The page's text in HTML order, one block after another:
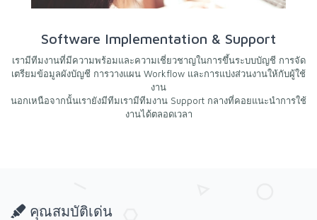
Software Implementation & Support
เรามีทีมงานที่มีความพร้อมและความเชี่ยวชาญในการขึ้นระบบบัญชี การจัด
เตรียมข้อมูลผังบัญชี การวางแผน Workflow และการแบ่งส่วนงานให้กับผู้ใช้
งาน
นอกเหนือจากนั้นเรายังมีทีมเรามีทีมงาน Support กลางที่คอยแนะนำการใช้
งานได้ตลอดเวลา
คุณสมบัติเด่น